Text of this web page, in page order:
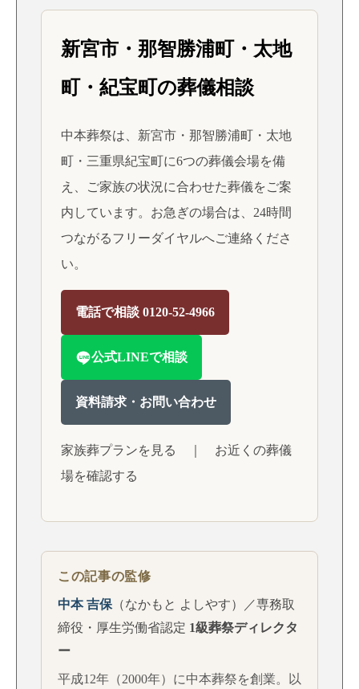
新宮市・那智勝浦町・太地
町・紀宝町の葬儀相談
中本葬祭は、新宮市・那智勝浦町・太地
町・三重県紀宝町に6つの葬儀会場を備
え、ご家族の状況に合わせた葬儀をご案
内しています。お急ぎの場合は、24時間
つながるフリーダイヤルへご連絡くださ
い。
電話で相談 0120-52-4966
公式LINEで相談
資料請求・お問い合わせ
家族葬プランを見る
お近くの葬儀
場を確認する
この記事の監修
中本 吉保 （なかもと よしやす）／専務取
締役・厚生労働省認定 1級葬祭ディレクタ
ー
平成12年（2000年）に中本葬祭を創業。以